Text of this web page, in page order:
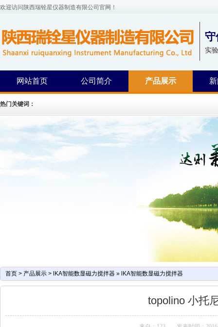
欢迎访问陕西瑞铨星仪器制造有限公司官网！
守
实
网站首页 公司简介 产品展示
热门关键词：
首页 > 产品展示 > lKA智能数显磁力搅拌器 » lKA智能数显磁力搅拌器
topolino 小托